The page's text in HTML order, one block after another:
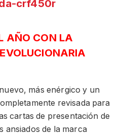
AÑO CON LA
más enérgico y un
revisada para
cartas de presentación de
ansiados de la marca